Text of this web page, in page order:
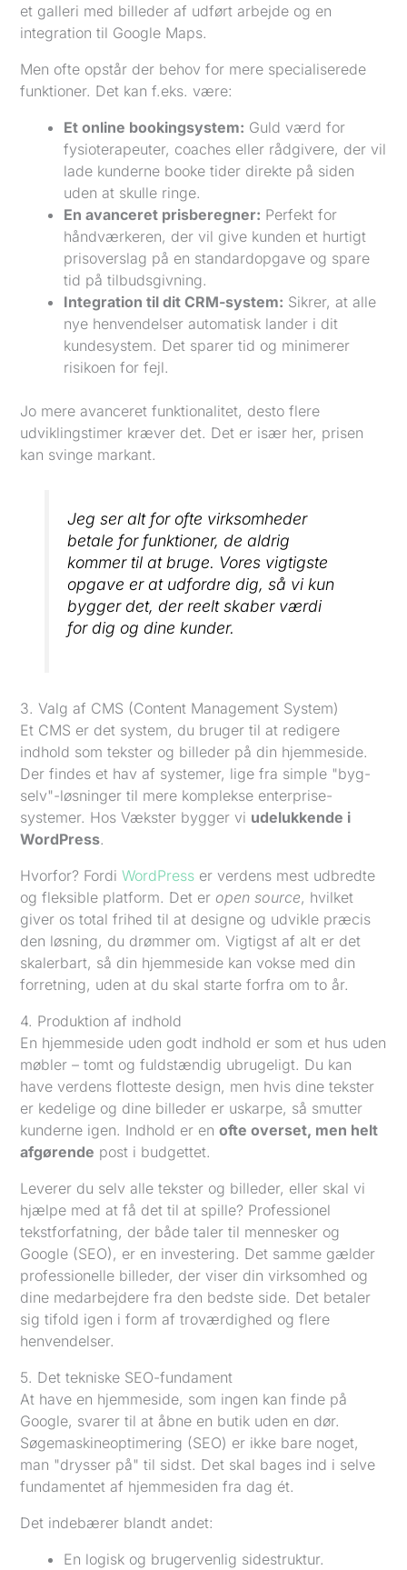
et galleri med billeder af udført arbejde og en
integration til Google Maps.
Men ofte opstår der behov for mere specialiserede
funktioner. Det kan f.eks. være:
Et online bookingsystem: Guld værd for
fysioterapeuter, coaches eller rådgivere, der vil
lade kunderne booke tider direkte på siden
uden at skulle ringe.
En avanceret prisberegner: Perfekt for
håndværkeren, der vil give kunden et hurtigt
prisoverslag på en standardopgave og spare
tid på tilbudsgivning.
Integration til dit CRM-system: Sikrer, at alle
nye henvendelser automatisk lander i dit
kundesystem. Det sparer tid og minimerer
risikoen for fejl.
Jo mere avanceret funktionalitet, desto flere
udviklingstimer kræver det. Det er især her, prisen
kan svinge markant.
Jeg ser alt for ofte virksomheder
betale for funktioner, de aldrig
kommer til at bruge. Vores vigtigste
opgave er at udfordre dig, så vi kun
bygger det, der reelt skaber værdi
for dig og dine kunder.
3. Valg af CMS (Content Management System)
Et CMS er det system, du bruger til at redigere
indhold som tekster og billeder på din hjemmeside.
Der findes et hav af systemer, lige fra simple "byg-
selv"-løsninger til mere komplekse enterprise-
systemer. Hos Vækster bygger vi udelukkende i
WordPress.
Hvorfor? FordiWordPress er verdens mest udbredte
og fleksible platform. Det er open source, hvilket
giver os total frihed til at designe og udvikle præcis
den løsning, du drømmer om. Vigtigst af alt er det
skalerbart, så din hjemmeside kan vokse med din
forretning, uden at du skal starte forfra om to år.
4. Produktion af indhold
En hjemmeside uden godt indhold er som et hus uden
møbler – tomt og fuldstændig ubrugeligt. Du kan
have verdens flotteste design, men hvis dine tekster
er kedelige og dine billeder er uskarpe, så smutter
kunderne igen. Indhold er enofte overset, men helt
afgørende post i budgettet.
Leverer du selv alle tekster og billeder, eller skal vi
hjælpe med at få det til at spille? Professionel
tekstforfatning, der både taler til mennesker og
Google (SEO), er en investering. Det samme gælder
professionelle billeder, der viser din virksomhed og
dine medarbejdere fra den bedste side. Det betaler
sig tifold igen i form af troværdighed og flere
henvendelser.
5. Det tekniske SEO-fundament
At have en hjemmeside, som ingen kan finde på
Google, svarer til at åbne en butik uden en dør.
Søgemaskineoptimering (SEO) er ikke bare noget,
man "drysser på" til sidst. Det skal bages ind i selve
fundamentet af hjemmesiden fra dag ét.
Det indebærer blandt andet:
En logisk og brugervenlig sidestruktur.